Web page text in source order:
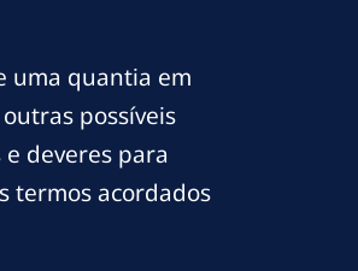
uma quantia em
possíveis
deveres para
termos acordados